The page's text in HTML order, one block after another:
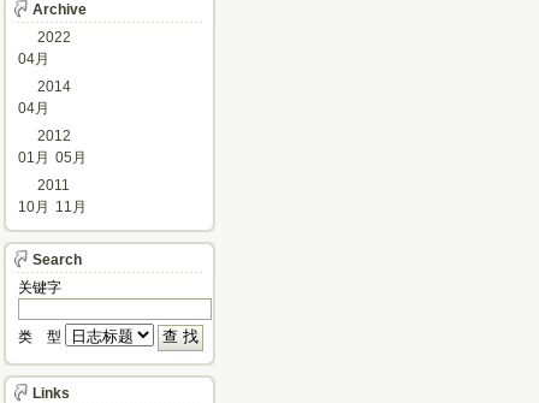
Archive
2022
04月
2014
04月
2012
01月 05月
2011
10月
11月
Search
关键字
类 型
Links